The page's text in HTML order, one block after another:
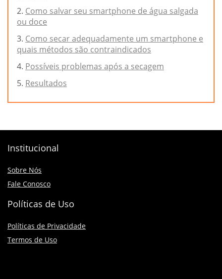
Como salvar seu smartphone de água salgada
ou doce
Como secar adequadamente um smartphone e
quais métodos são contraindicados
Possíveis problemas após a secagem
Resultados
Institucional
Sobre Nós
Fale Conosco
Políticas de Uso
Políticas de Privacidade
Termos de Uso